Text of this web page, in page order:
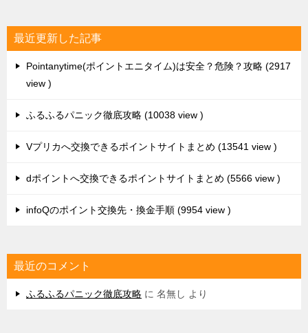
最近更新した記事
Pointanytime(ポイントエニタイム)は安全？危険？攻略
2917
view
ふるふるパニック徹底攻略 10038 view
Vプリカへ交換できるポイントサイトまとめ 13541 view
dポイントへ交換できるポイントサイトまとめ 5566 view
infoQのポイント交換先・換金手順 9954 view
最近のコメント
ふるふるパニック徹底攻略 に 名無し より